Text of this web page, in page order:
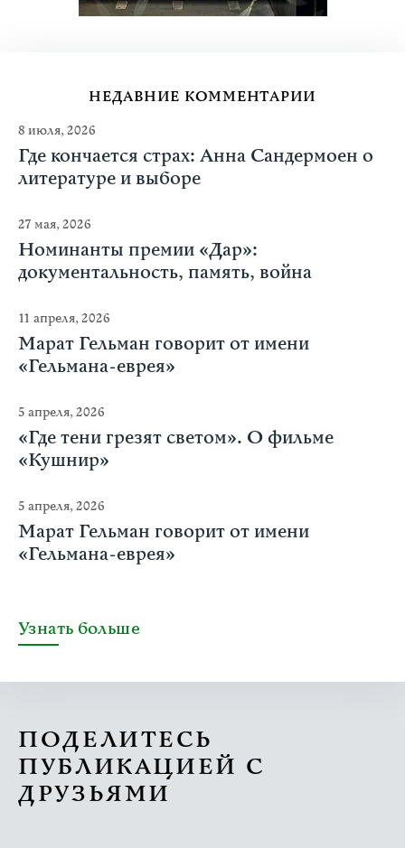
НЕДАВНИЕ КОММЕНТАРИИ
8 июля, 2026
Где кончается страх: Анна Сандермоен о
литературе и выборе
27 мая, 2026
Номинанты премии «Дар»:
документальность, память, война
11 апреля, 2026
Марат Гельман говорит от имени
«Гельмана-еврея»
5 апреля, 2026
«Где тени грезят светом». О фильме
«Кушнир»
5 апреля, 2026
Марат Гельман говорит от имени
«Гельмана-еврея»
Узнать больше
ПОДЕЛИТЕСЬ
ПУБЛИКАЦИЕЙ С
ДРУЗЬЯМИ